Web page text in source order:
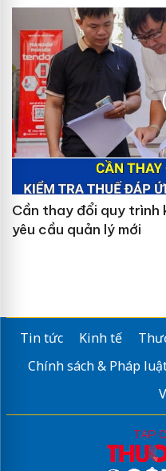
Cần thay đổi quy trình
yêu cầu quản lý mới
Tin tức Kinh tế
Chính sách & Pháp